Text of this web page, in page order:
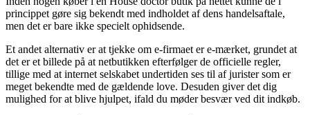
princippet gøre sig bekendt med indholdet af dens handelsaftale,
men det er bare ikke specielt ophidsende.
Et andet alternativ er at tjekke om e-firmaet er e-mærket, grundet at
det er et billede på at netbutikken efterfølger de officielle regler,
tillige med at internet selskabet undertiden ses til af jurister som er
meget bekendte med de gældende love. Desuden giver det dig
mulighed for at blive hjulpet, ifald du møder besvær ved dit indkøb.